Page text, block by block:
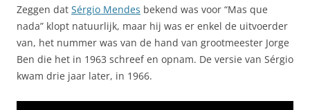
Zeggen dat Sérgio Mendes bekend was voor “Mas que
nada” klopt natuurlijk, maar hij was er enkel de uitvoerder
van, het nummer was van de hand van grootmeester Jorge
Ben die het in 1963 schreef en opnam. De versie van Sérgio
kwam drie jaar later, in 1966.